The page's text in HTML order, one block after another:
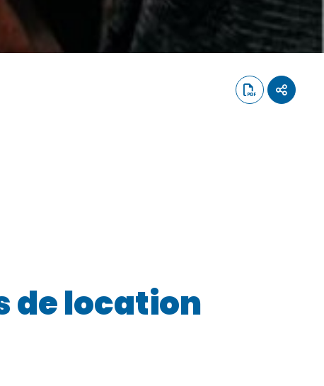
de location